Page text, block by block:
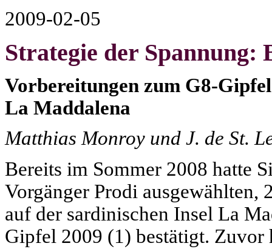
2009-02-05
Strategie der Spannung:
Vorbereitungen zum G8-
La Maddalena
Matthias Monroy und J. de St.
Bereits im Sommer 2008 hatte
Vorgänger Prodi
auf der sardinischen Insel La
Gipfel 2009 (1) bestätigt. Zuvor